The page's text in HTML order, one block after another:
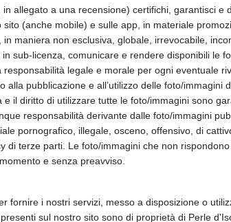
allegato a una recensione) certifichi, garantisci e
(anche mobile) e sulle app, in materiale
maniera non esclusiva, globale, irrevocabile,
sub-licenza, comunicare e rendere disponibili le
legale e morale per ogni eventuale
pubblicazione e all’utilizzo delle foto/
il diritto di utilizzare tutte le foto/immagini sono
responsabilità derivante dalle foto/immagini
pornografico, illegale, osceno, offensivo, di
di terze parti. Le foto/immagini che non
e senza preavviso.
fornire i nostri servizi, messo a disposizione o
sul nostro sito sono di proprietà di Perle